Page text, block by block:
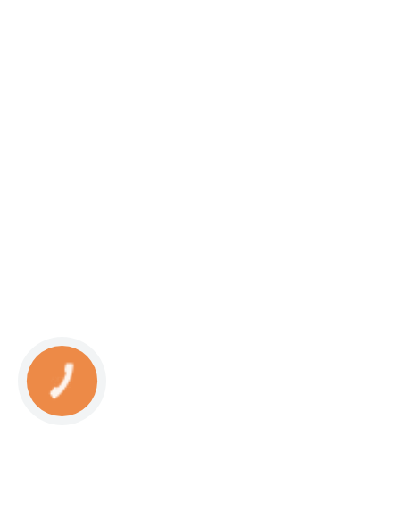
КНОПКА
СВЯЗИ